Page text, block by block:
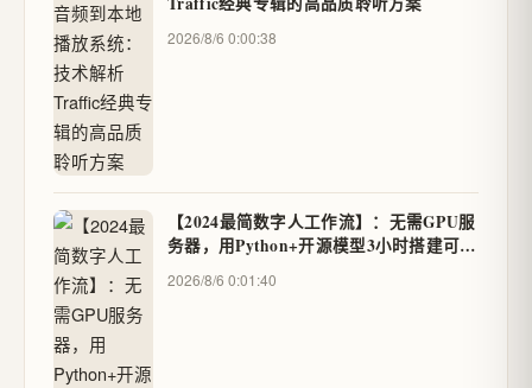
2026/8/6 0:00:38
【2024最简数字人工作流】：无需GPU服
务器，用Python+开源模型3小时搭建可交
互数字分身
2026/8/6 0:01:40